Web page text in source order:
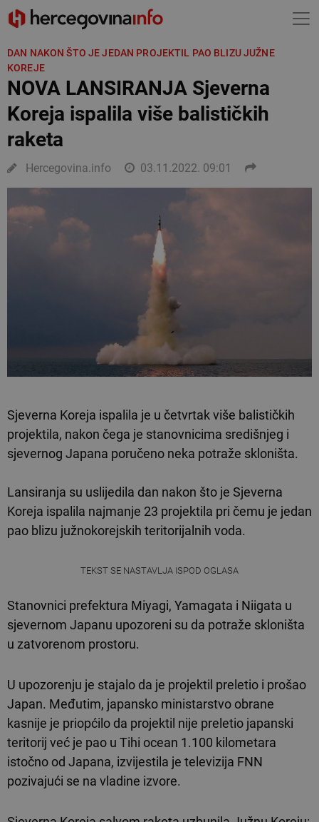
DAN NAKON ŠTO JE JEDAN PROJEKTIL PAO BLIZU JUŽNE
KOREJE
NOVA LANSIRANJA Sjeverna
Koreja ispalila više balističkih
raketa
Hercegovina.info 03.11.2022. 09:01
Sjeverna Koreja ispalila je u četvrtak više balističkih
projektila, nakon čega je stanovnicima središnjeg i
sjevernog Japana poručeno neka potraže skloništa.
Lansiranja su uslijedila dan nakon što je Sjeverna
Koreja ispalila najmanje 23 projektila pri čemu je jedan
pao blizu južnokorejskih teritorijalnih voda.
TEKST SE NASTAVLJA ISPOD OGLASA
Stanovnici prefektura Miyagi, Yamagata i Niigata u
sjevernom Japanu upozoreni su da potraže skloništa
u zatvorenom prostoru.
U upozorenju je stajalo da je projektil preletio i prošao
Japan. Međutim, japansko ministarstvo obrane
kasnije je priopćilo da projektil nije preletio japanski
teritorij već je pao u Tihi ocean 1.100 kilometara
istočno od Japana, izvijestila je televizija FNN
pozivajući se na vladine izvore.